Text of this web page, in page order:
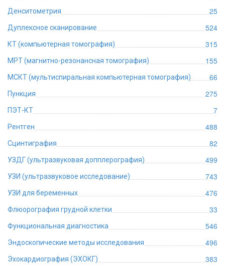
Денситометрия 25
Дуплексное сканирование 524
КТ (компьютерная томография) 315
МРТ (магнитно-резонансная томография) 155
МСКТ (мультиспиральная компьютерная томография) 66
Пункция 275
ПЭТ-КТ 7
Рентген 488
Сцинтиграфия 82
УЗДГ (ультразвуковая допплерография) 499
УЗИ (ультразвуковое исследование) 743
УЗИ для беременных 476
Флюорография грудной клетки 33
Функциональная диагностика 546
Эндоскопические методы исследования 496
Эхокардиография (ЭХОКГ) 383